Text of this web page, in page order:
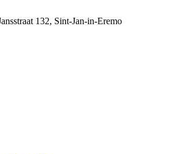
132, Sint-Jan-in-Eremo